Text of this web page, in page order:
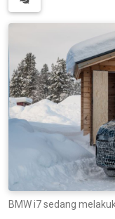
BMW i7 sedang